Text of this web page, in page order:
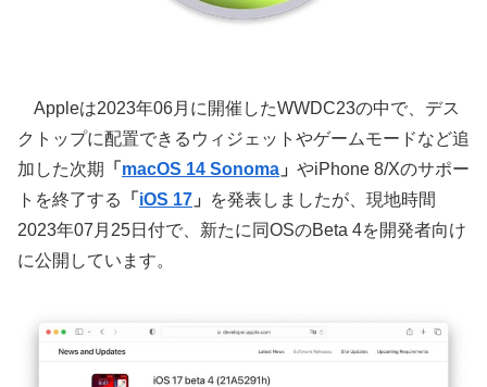
Appleは2023年06月に開催したWWDC23の中で、デス
クトップに配置できるウィジェットやゲームモードなど追
加した次期
「 macOS 14 Sonoma 」 やiPhone 8/Xのサポー
トを終了する
「 iOS 17 」
を発表しましたが、現地時間
2023年07月25日付で、新たに同OSのBeta 4を開発者向け
に公開しています。